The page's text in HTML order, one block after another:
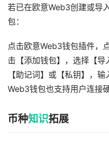
若已在欧意Web3创建或导
包：
点击欧意Web3钱包插件，
击【添加钱包】，选择【
【助记词】或【私钥】，
Web3钱包也支持用户连接
币种知识拓展